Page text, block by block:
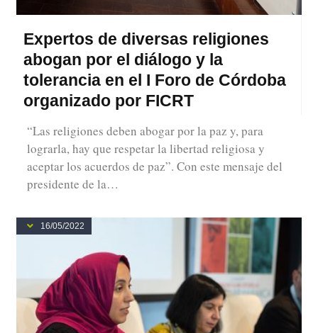
Expertos de diversas religiones
abogan por el diálogo y la
tolerancia en el I Foro de Córdoba
organizado por FICRT
“Las religiones deben abogar por la paz y, para
lograrla, hay que respetar la libertad religiosa y
aceptar los acuerdos de paz”. Con este mensaje del
presidente de la…
16/05/2022